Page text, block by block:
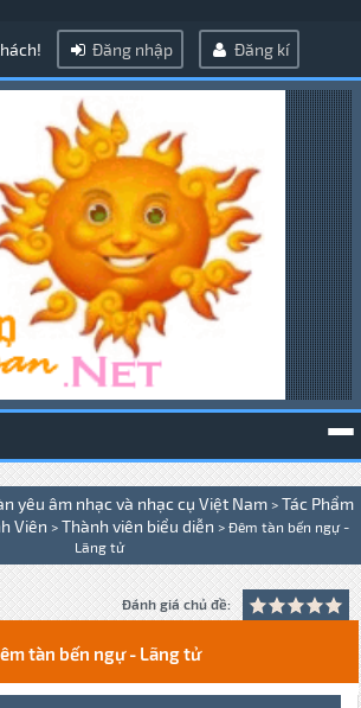
Đăng nhập Đăng kí
yêu âm nhạc và nhạc cụ Việt Nam > Tác Phẩm
Viên > Thành viên biểu diễn > Đêm tàn bến ngự -
Lãng tử
Đánh giá chủ đề:
tàn bến ngự - Lãng tử